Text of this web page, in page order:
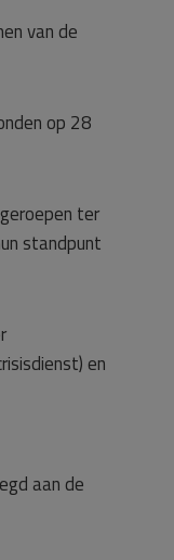
van de
op 28
ter
standpunt
en
aan de